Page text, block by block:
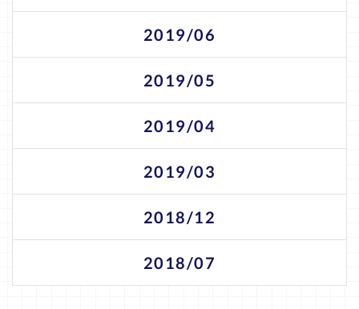
2019/06
2019/05
2019/04
2019/03
2018/12
2018/07